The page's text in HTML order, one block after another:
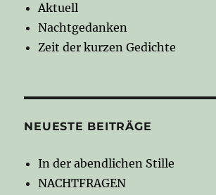
Aktuell
Nachtgedanken
Zeit der kurzen Gedichte
NEUESTE BEITRÄGE
In der abendlichen Stille
NACHTFRAGEN